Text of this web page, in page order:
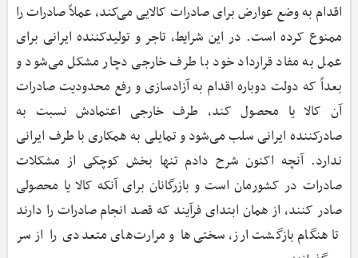
اقدام به وضع عوارض برای صادرات کالایی می‌کند، عملاً صادرات را
ممنوع کرده است. در این شرایط، تاجر و تولیدکننده ایرانی برای
عمل به مفاد قرارداد خود با طرف خارجی دچار مشکل می‌شود و
بعداً که دولت دوباره اقدام به آزادسازی و رفع محدودیت صادرات
آن کالا یا محصول کند، طرف خارجی اعتمادش نسبت به
صادرکننده ایرانی سلب می‌شود و تمایلی به همکاری با طرف ایرانی
ندارد. آنچه اکنون شرح دادم تنها بخش کوچکی از مشکلات
صادرات در کشورمان است و بازرگانان برای آنکه کالا یا محصولی
صادر کنند، از همان ابتدای فرآیند که قصد انجام صادرات را دارند
تا هنگام بازگشت ارز، سختی‌ها و مرارت‌های متعددی را از سر